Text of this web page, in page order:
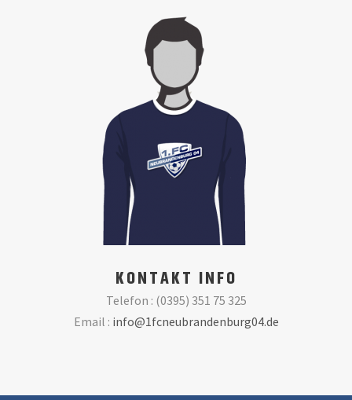
KONTAKT INFO
Telefon : (0395) 351 75 325
Email : info@1fcneubrandenburg04.de